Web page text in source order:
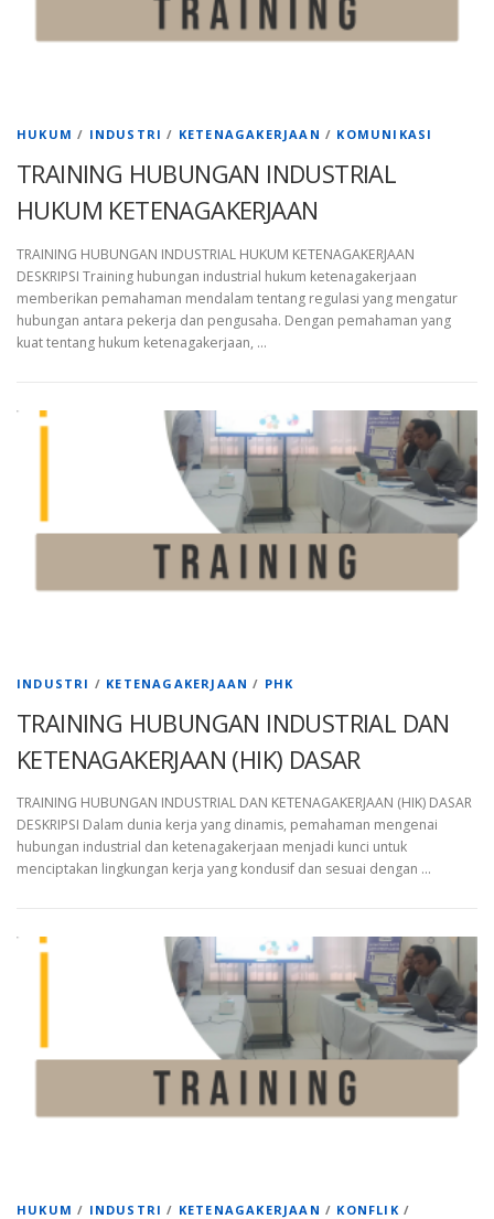
HUKUM / INDUSTRI / KETENAGAKERJAAN / KOMUNIKASI
TRAINING HUBUNGAN INDUSTRIAL
HUKUM KETENAGAKERJAAN
TRAINING HUBUNGAN INDUSTRIAL HUKUM KETENAGAKERJAAN
DESKRIPSI Training hubungan industrial hukum ketenagakerjaan
memberikan pemahaman mendalam tentang regulasi yang mengatur
hubungan antara pekerja dan pengusaha. Dengan pemahaman yang
kuat tentang hukum ketenagakerjaan, …
INDUSTRI / KETENAGAKERJAAN / PHK
TRAINING HUBUNGAN INDUSTRIAL DAN
KETENAGAKERJAAN (HIK) DASAR
TRAINING HUBUNGAN INDUSTRIAL DAN KETENAGAKERJAAN (HIK) DASAR
DESKRIPSI Dalam dunia kerja yang dinamis, pemahaman mengenai
hubungan industrial dan ketenagakerjaan menjadi kunci untuk
menciptakan lingkungan kerja yang kondusif dan sesuai dengan …
HUKUM / INDUSTRI / KETENAGAKERJAAN / KONFLIK /